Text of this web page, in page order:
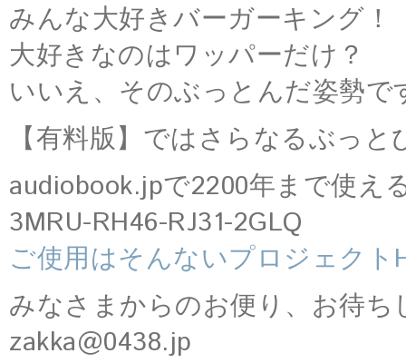
みんな大好きバーガーキング！
大好きなのはワッパーだけ？
いいえ、そのぶっとんだ姿勢で
【有料版】ではさらなるぶっ
audiobook.jpで2200年まで使え
3MRU-RH46-RJ31-2GLQ
ご使用はそんないプロジェクト
みなさまからのお便り、お待ち
zakka@0438.jp